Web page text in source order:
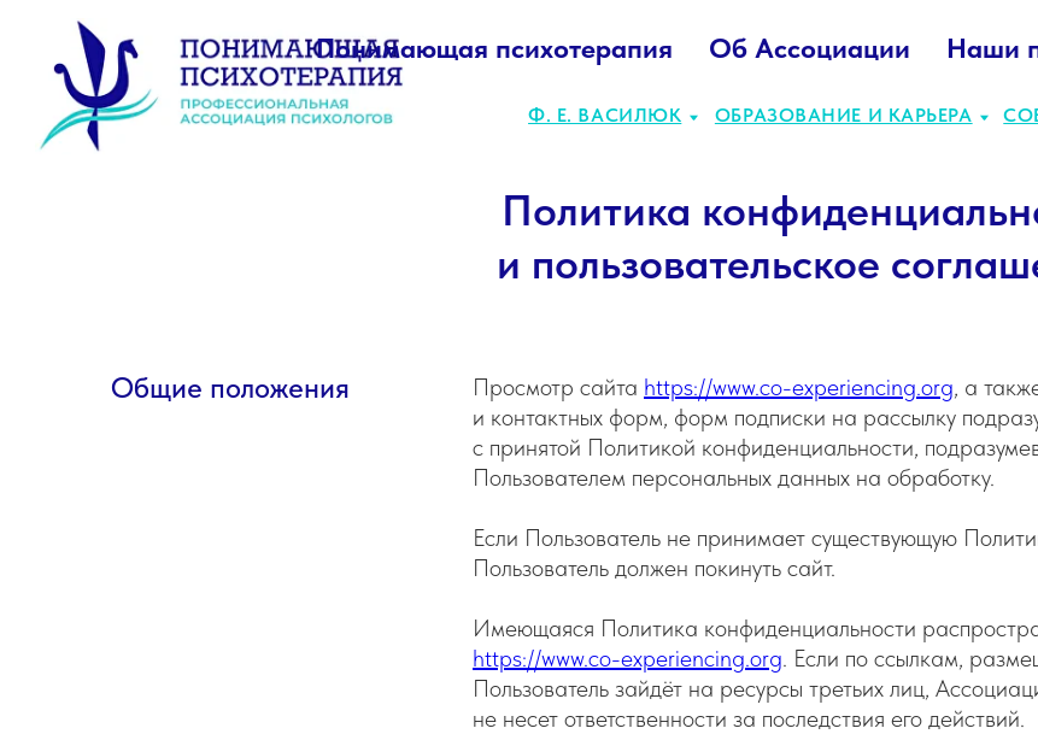
Понимающая психотерапия Об Ассоциации Наши
Ф. Е. ВАСИЛЮК
Professional association of psychologists
'Co-experiencing psychotherapy'
Политика
и пользовательское
Общие положения Просмотр сайта https://www.co-experiencing.org, а
и контактных форм, форм подписки на рассылку
с принятой Политикой конфиденциальности,
Пользователем персональных данных на обработку.
Если Пользователь не принимает существующую
Пользователь должен покинуть сайт.
Имеющаяся Политика конфиденциальности
https://www.co-experiencing.org. Если по ссылкам,
Пользователь зайдёт на ресурсы третьих лиц,
не несет ответственности за последствия его действий.